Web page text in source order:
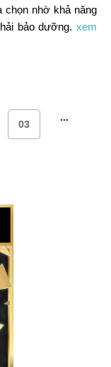
chọn nhờ khả năng
bảo dưỡng. xem
03
...